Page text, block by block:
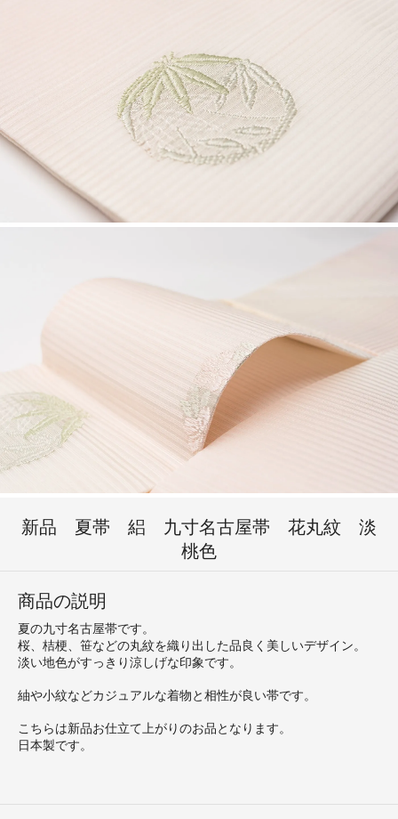
新品 夏帯 絽 九寸名古屋帯 花丸紋 淡
桃色
商品の説明
夏の九寸名古屋帯です。
桜、桔梗、笹などの丸紋を織り出した品良く美しいデザイン。
淡い地色がすっきり涼しげな印象です。
紬や小紋などカジュアルな着物と相性が良い帯です。
こちらは新品お仕立て上がりのお品となります。
日本製です。